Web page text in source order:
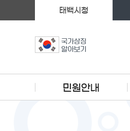
국가상징
알아보기
태백시청
민원안내